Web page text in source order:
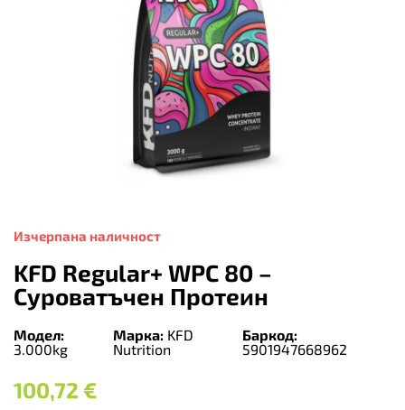
Изчерпана наличност
KFD Regular+ WPC 80 –
Суроватъчен Протеин
Модел:
3.000kg
Марка:KFD
Nutrition
Баркод:
5901947668962
100,72 €